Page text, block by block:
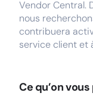
Vendor Central.
nous
contribuera
service client et
Ce qu’on